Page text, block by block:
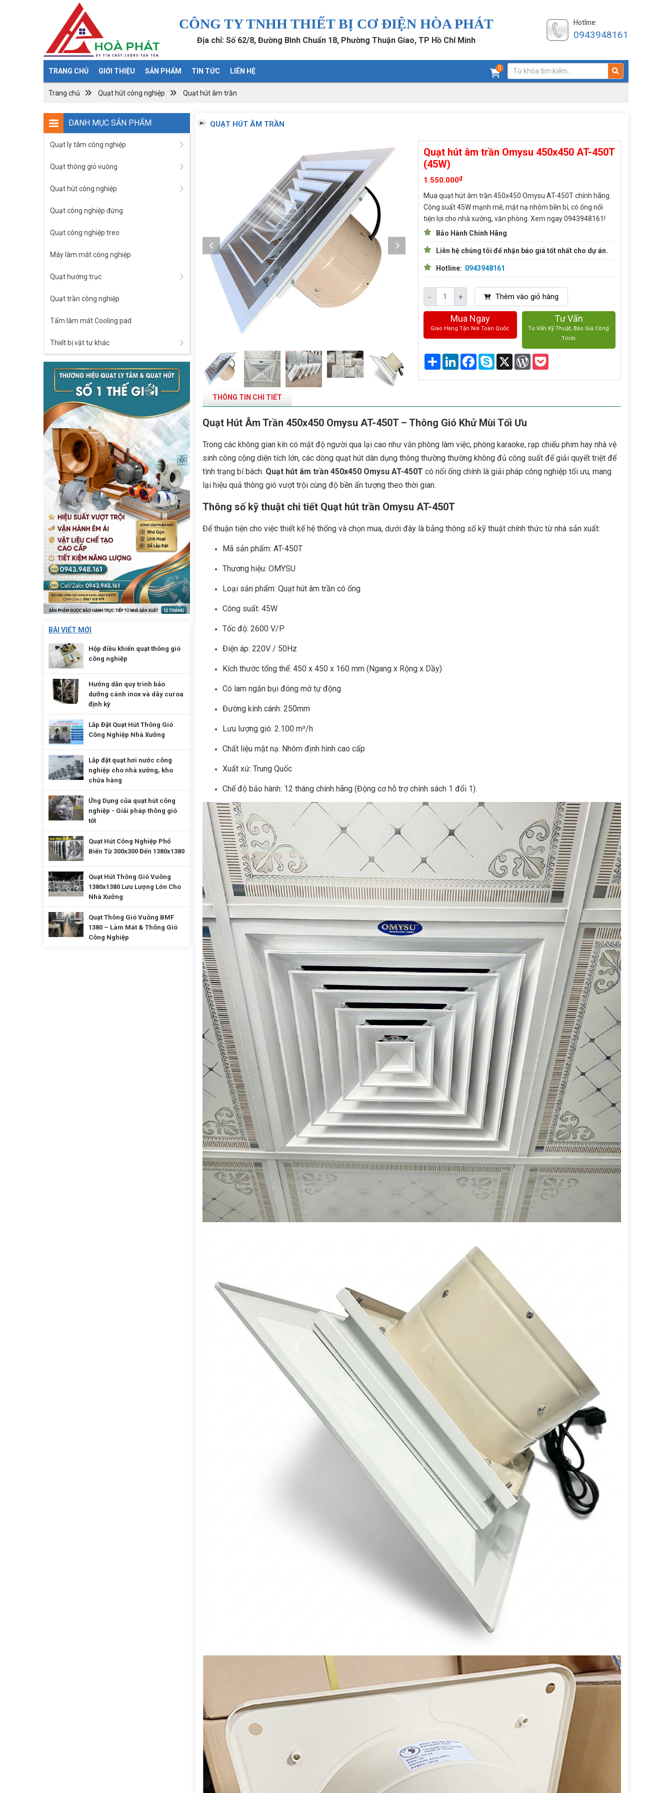
CÔNG TY TNHH THIẾT BỊ CƠ ĐIỆN HÒA PHÁT
Địa chỉ: Số 62/8, Đường Bình Chuẩn 18, Phường Thuận Giao, TP Hồ Chí Minh
Hotline:
0943948161
TRANG CHỦ GIỚI THIỆU SẢN PHẨM TIN TỨC LIÊN HỆ 0
Trang chủ Quạt hút công nghiệp Quạt hút âm trần
DANH MỤC SẢN PHẨM
Quạt ly tâm công nghiệp
Quạt thông gió vuông
Quạt hút công nghiệp
Quạt công nghiệp đứng
Quạt công nghiệp treo
Máy làm mát công nghiệp
Quạt hướng trục
Quạt trần công nghiệp
Tấm làm mát Cooling pad
Thiết bị vật tư khác
BÀI VIẾT MỚI
Hộp điều khiển quạt thông gió
công nghiệp
Hướng dẫn quy trình bảo
dưỡng cánh inox và dây curoa
định kỳ
Lắp Đặt Quạt Hút Thông Gió
Công Nghiệp Nhà Xưởng
Lắp đặt quạt hơi nước công
nghiệp cho nhà xưởng, kho
chứa hàng
Ứng Dụng của quạt hút công
nghiệp - Giải pháp thông gió
tốt
Quạt Hút Công Nghiệp Phổ
Biến Từ 300x300 Đến 1380x1380
Quạt Hút Thông Gió Vuông
1380x1380 Lưu Lượng Lớn Cho
Nhà Xưởng
Quạt Thông Gió Vuông BMF
1380 – Làm Mát & Thông Gió
Công Nghiệp
QUẠT HÚT ÂM TRẦN
Quạt hút âm trần Omysu 450x450 AT-450T
(45W)
1.550.000₫
Mua quạt hút âm trần 450x450 Omysu AT-450T chính hãng.
Công suất 45W mạnh mẽ, mặt nạ nhôm bền bỉ, có ống nối
tiện lợi cho nhà xưởng, văn phòng. Xem ngay 0943948161!
Bảo Hành Chính Hãng
Liên hệ chúng tôi để nhận báo giá tốt nhất cho dự án.
Hotline: 0943948161
- + Thêm vào giỏ hàng
Mua Ngay
Giao Hàng Tận Nơi Toàn Quốc
Tư Vấn
Tư Vấn Kỹ Thuật, Báo Giá Công
Trình
ShareLinkedInFacebook
SkypeX WordPress
Pocket
THÔNG TIN CHI TIẾT
Quạt Hút Âm Trần 450x450 Omysu AT-450T – Thông Gió Khử Mùi Tối Ưu
Trong các không gian kín có mật độ người qua lại cao như văn phòng làm việc, phòng karaoke, rạp chiếu phim hay nhà vệ
sinh công cộng diện tích lớn, các dòng quạt hút dân dụng thông thường thường không đủ công suất để giải quyết triệt để
tình trạng bí bách. Quạt hút âm trần 450x450 Omysu AT-450T có nối ống chính là giải pháp công nghiệp tối ưu, mang
lại hiệu quả thông gió vượt trội cùng độ bền ấn tượng theo thời gian.
Thông số kỹ thuật chi tiết Quạt hút trần Omysu AT-450T
Để thuận tiện cho việc thiết kế hệ thống và chọn mua, dưới đây là bảng thông số kỹ thuật chính thức từ nhà sản xuất:
Mã sản phẩm: AT-450T
Thương hiệu: OMYSU
Loại sản phẩm: Quạt hút âm trần có ống
Công suất: 45W
Tốc độ: 2600 V/P
Điện áp: 220V / 50Hz
Kích thước tổng thể: 450 x 450 x 160 mm (Ngang x Rộng x Dầy)
Có lam ngăn bụi đóng mở tự động
Đường kính cánh: 250mm
Lưu lượng gió: 2.100 m³/h
Chất liệu mặt nạ: Nhôm định hình cao cấp
Xuất xứ: Trung Quốc
Chế độ bảo hành: 12 tháng chính hãng (Động cơ hỗ trợ chính sách 1 đổi 1).